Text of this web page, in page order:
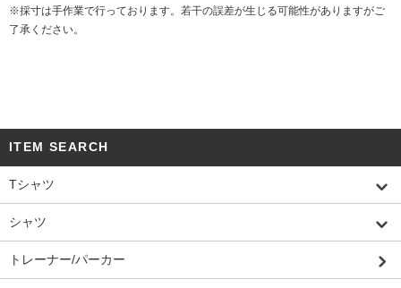
※採寸は手作業で行っております。若干の誤差が生じる可能性がありますがご
了承ください。
ITEM SEARCH
Tシャツ
シャツ
トレーナー/パーカー